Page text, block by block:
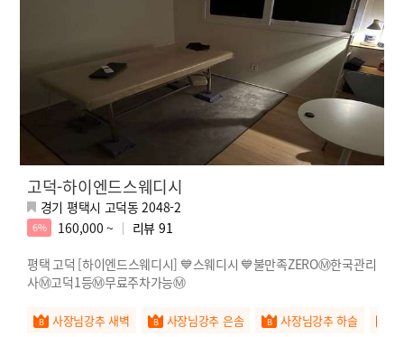
고덕-하이엔드스웨디시
경기 평택시 고덕동 2048-2
6% 160,000 ~ 리뷰 91
평택 고덕 [하이엔드스웨디시] 💙스웨디시 💙불만족ZEROⓂ️한국관리
사Ⓜ️고덕1등Ⓜ️무료주차가능Ⓜ️
사장님강추 새벽 사장님강추 은솜 사장님강추 하슬